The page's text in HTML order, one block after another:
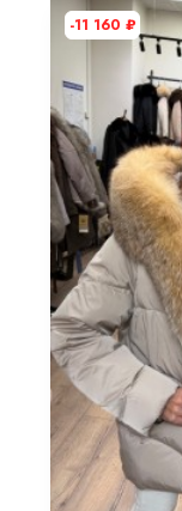
-11 160 ₽